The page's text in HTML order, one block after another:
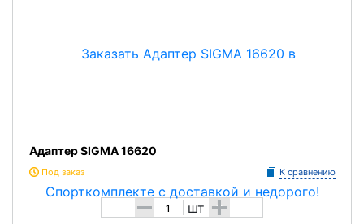
Адаптер SIGMA 16620
Под заказ К сравнению
- шт +